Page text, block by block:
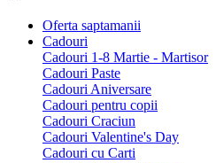
Oferta saptamanii
Cadouri
Cadouri 1-8 Martie - Martisor
Cadouri Paste
Cadouri Aniversare
Cadouri pentru copii
Cadouri Craciun
Cadouri Valentine's Day
Cadouri cu Carti